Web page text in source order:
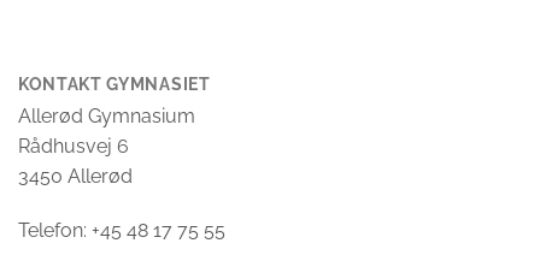
KONTAKT GYMNASIET
Allerød Gymnasium
Rådhusvej 6
3450 Allerød
Telefon: +45 48 17 75 55